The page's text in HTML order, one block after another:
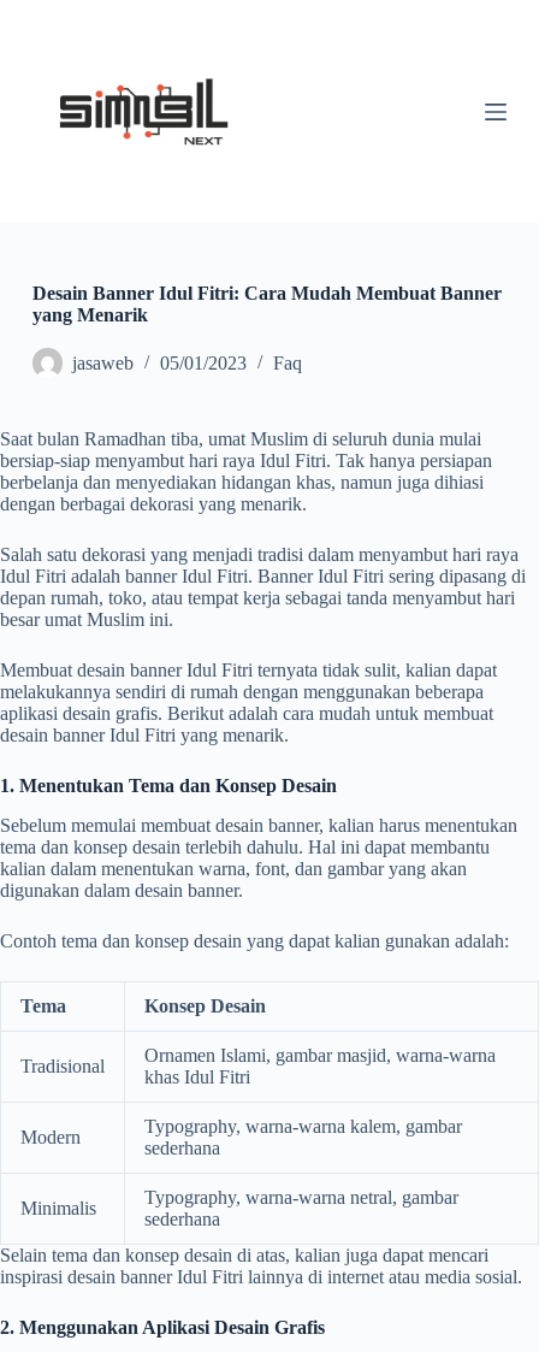
Desain Banner Idul Fitri: Cara Mudah Membuat Banner
yang Menarik
jasaweb 05/01/2023 Faq
Saat bulan Ramadhan tiba, umat Muslim di seluruh dunia mulai
bersiap-siap menyambut hari raya Idul Fitri. Tak hanya persiapan
berbelanja dan menyediakan hidangan khas, namun juga dihiasi
dengan berbagai dekorasi yang menarik.
Salah satu dekorasi yang menjadi tradisi dalam menyambut hari raya
Idul Fitri adalah banner Idul Fitri. Banner Idul Fitri sering dipasang di
depan rumah, toko, atau tempat kerja sebagai tanda menyambut hari
besar umat Muslim ini.
Membuat desain banner Idul Fitri ternyata tidak sulit, kalian dapat
melakukannya sendiri di rumah dengan menggunakan beberapa
aplikasi desain grafis. Berikut adalah cara mudah untuk membuat
desain banner Idul Fitri yang menarik.
1. Menentukan Tema dan Konsep Desain
Sebelum memulai membuat desain banner, kalian harus menentukan
tema dan konsep desain terlebih dahulu. Hal ini dapat membantu
kalian dalam menentukan warna, font, dan gambar yang akan
digunakan dalam desain banner.
Contoh tema dan konsep desain yang dapat kalian gunakan adalah:
Tema Konsep Desain
Tradisional
Ornamen Islami, gambar masjid, warna-warna
khas Idul Fitri
Modern
Typography, warna-warna kalem, gambar
sederhana
Minimalis
Typography, warna-warna netral, gambar
sederhana
Selain tema dan konsep desain di atas, kalian juga dapat mencari
inspirasi desain banner Idul Fitri lainnya di internet atau media sosial.
2. Menggunakan Aplikasi Desain Grafis